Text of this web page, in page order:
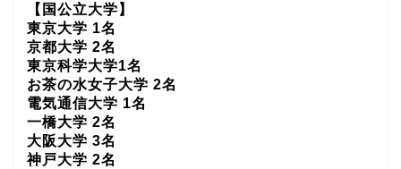
【国公立大学】
東京大学 1名
京都大学 2名
東京科学大学1名
お茶の水女子大学 2名
電気通信大学 1名
一橋大学 2名
大阪大学 3名
神戸大学 2名